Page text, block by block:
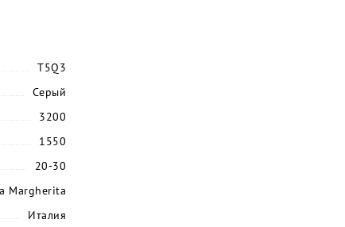
T5Q3
Серый
3200
1550
20-30
Margherita
Италия